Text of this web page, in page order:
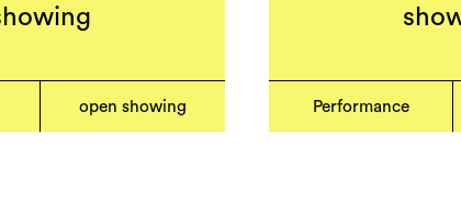
open showing Performance